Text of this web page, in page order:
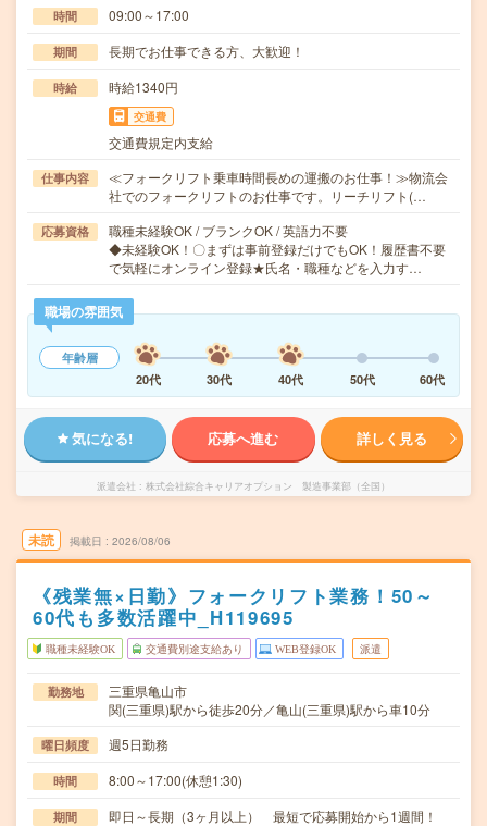
時間 09:00～17:00
期間 長期でお仕事できる方、大歓迎！
時給 時給1340円
交通費
交通費規定内支給
仕事内容
≪フォークリフト乗車時間長めの運搬のお仕事！≫物流会
社でのフォークリフトのお仕事です。リーチリフト(…
応募資格
職種未経験OK / ブランクOK / 英語力不要
◆未経験OK！〇まずは事前登録だけでもOK！履歴書不要
で気軽にオンライン登録★氏名・職種などを入力す…
職場の雰囲気
年齢層
20代
30代 40代 50代 60代
気になる! 応募へ進む 詳しく見る
派遣会社 株式会社綜合キャリアオプション 製造事業部（全国）
未読 掲載日 2026/08/06
《残業無×日勤》フォークリフト業務！50～
60代も多数活躍中_H119695
職種未経験OK 交通費別途支給あり WEB登録OK 派遣
勤務地
三重県亀山市
関(三重県)駅から徒歩20分／亀山(三重県)駅から車10分
曜日頻度 週5日勤務
時間 8:00～17:00(休憩1:30)
期間 即日～長期（3ヶ月以上） 最短で応募開始から1週間！